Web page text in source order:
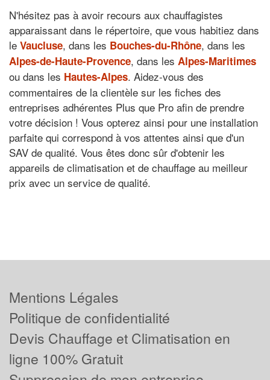
N'hésitez pas à avoir recours aux chauffagistes
apparaissant dans le répertoire, que vous habitiez dans
le Vaucluse, dans les Bouches-du-Rhône, dans les
Alpes-de-Haute-Provence, dans les Alpes-Maritimes
ou dans les Hautes-Alpes. Aidez-vous des
commentaires de la clientèle sur les fiches des
entreprises adhérentes Plus que Pro afin de prendre
votre décision ! Vous opterez ainsi pour une installation
parfaite qui correspond à vos attentes ainsi que d'un
SAV de qualité. Vous êtes donc sûr d'obtenir les
appareils de climatisation et de chauffage au meilleur
prix avec un service de qualité.
Mentions Légales
Politique de confidentialité
Devis Chauffage et Climatisation en
ligne 100% Gratuit